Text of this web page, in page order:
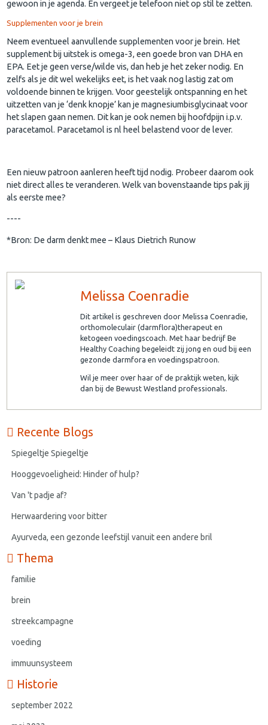
gewoon in je agenda. En vergeet je telefoon niet op stil te zetten.
Supplementen voor je brein
Neem eventueel aanvullende supplementen voor je brein. Het
supplement bij uitstek is omega-3, een goede bron van DHA en
EPA. Eet je geen verse/wilde vis, dan heb je het zeker nodig. En
zelfs als je dit wel wekelijks eet, is het vaak nog lastig zat om
voldoende binnen te krijgen. Voor geestelijk ontspanning en het
uitzetten van je ‘denk knopje’ kan je magnesiumbisglycinaat voor
het slapen gaan nemen. Dit kan je ook nemen bij hoofdpijn i.p.v.
paracetamol. Paracetamol is nl heel belastend voor de lever.
Een nieuw patroon aanleren heeft tijd nodig. Probeer daarom ook
niet direct alles te veranderen. Welk van bovenstaande tips pak jij
als eerste mee?
----
*Bron: De darm denkt mee – Klaus Dietrich Runow
Melissa Coenradie
Dit artikel is geschreven door Melissa Coenradie,
orthomoleculair (darmflora)therapeut en
ketogeen voedingscoach. Met haar bedrijf Be
Healthy Coaching begeleidt zij jong en oud bij een
gezonde darmfora en voedingspatroon.
Wil je meer over haar of de praktijk weten, kijk
dan bij de Bewust Westland professionals.
Recente Blogs
Spiegeltje Spiegeltje
Hooggevoeligheid: Hinder of hulp?
Van 't padje af?
Herwaardering voor bitter
Ayurveda, een gezonde leefstijl vanuit een andere bril
Thema
familie
brein
streekcampagne
voeding
immuunsysteem
Historie
september 2022